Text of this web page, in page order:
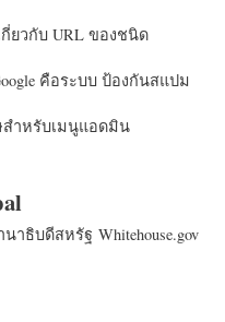
ยวกับ URL ของชนิด
คือระบบ ป้องกันสแปม
ำหรับเมนูแอดมิน
าธิบดีสหรัฐ Whitehouse.gov